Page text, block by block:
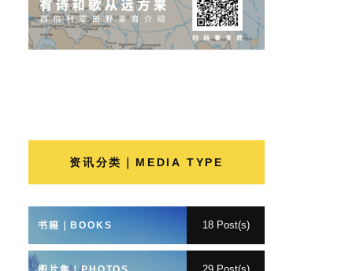
资讯分类｜MEDIA TYPE
书籍｜BOOKS 18 Post(s)